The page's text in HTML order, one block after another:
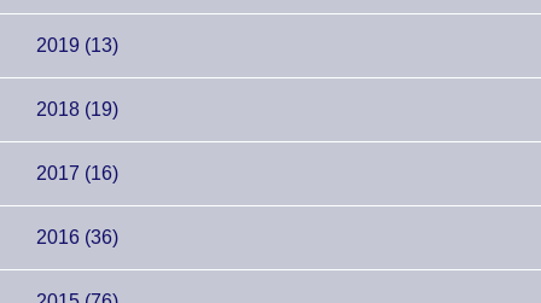
2019 (13)
2018 (19)
2017 (16)
2016 (36)